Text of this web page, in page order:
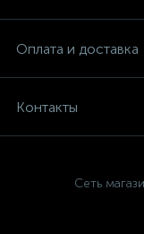
Оплата и доставка
Контакты
Сеть